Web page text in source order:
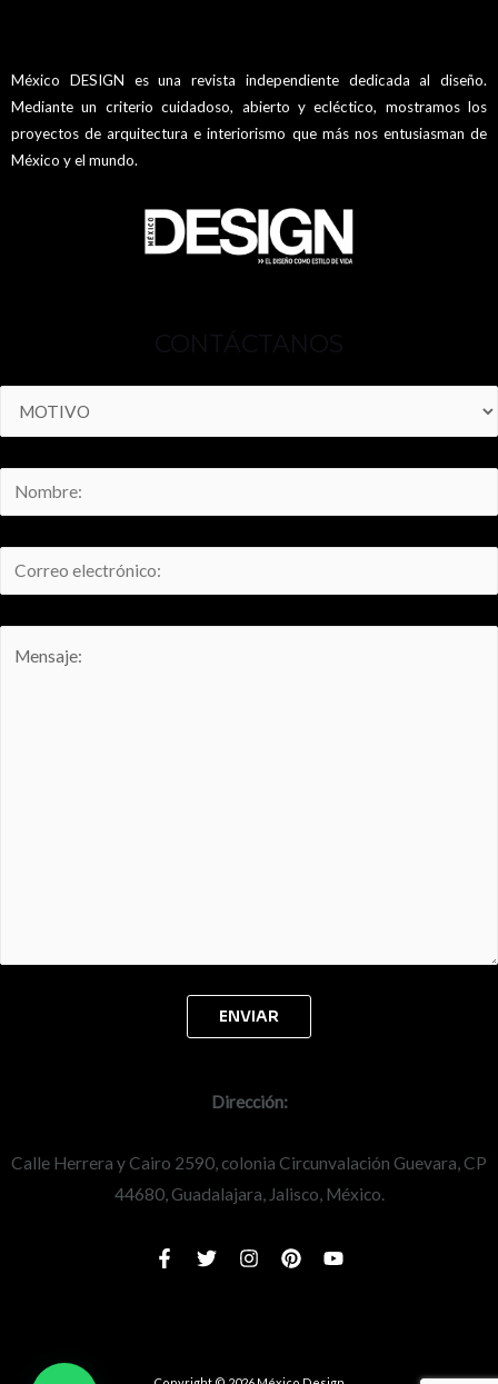
México DESIGN es una revista independiente dedicada al diseño.
Mediante un criterio cuidadoso, abierto y ecléctico, mostramos los
proyectos de arquitectura e interiorismo que más nos entusiasman de
México y el mundo.
CONTÁCTANOS
Dirección:
Calle Herrera y Cairo 2590, colonia Circunvalación Guevara, CP
44680, Guadalajara, Jalisco, México.